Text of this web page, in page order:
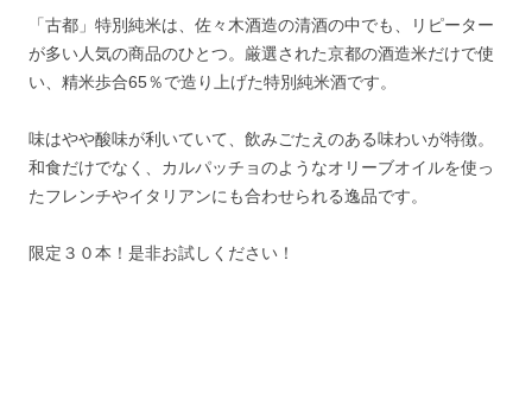
「古都」特別純米は、佐々木酒造の清酒の中でも、リピーター
が多い人気の商品のひとつ。厳選された京都の酒造米だけで使
い、精米歩合65％で造り上げた特別純米酒です。
味はやや酸味が利いていて、飲みごたえのある味わいが特徴。
和食だけでなく、カルパッチョのようなオリーブオイルを使っ
たフレンチやイタリアンにも合わせられる逸品です。
限定３０本！是非お試しください！